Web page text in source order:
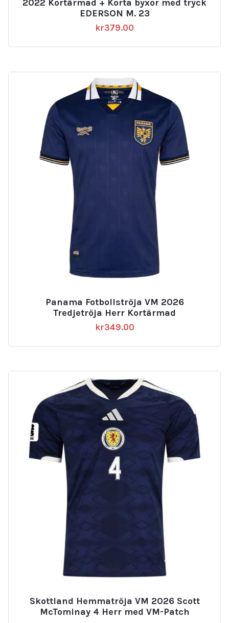
2022 Kortärmad + Korta byxor med tryck
EDERSON M. 23
kr379.00
Panama Fotbollströja VM 2026
Tredjetröja Herr Kortärmad
kr349.00
Skottland Hemmatröja VM 2026 Scott
McTominay 4 Herr med VM-Patch